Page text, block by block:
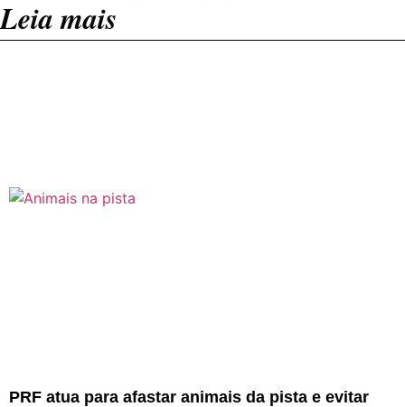
Leia mais
PRF atua para afastar animais da pista e evitar